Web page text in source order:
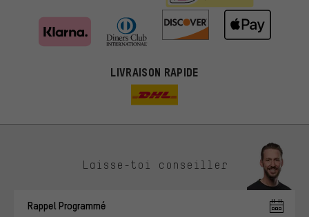
LIVRAISON RAPIDE
Laisse-toi conseiller
Rappel Programmé
Des offres plus adaptées
Au lieu de pubs au hasard, nous afficherons des offres plus
intérêts et à te présenter des offres et des conseils sur mesure.